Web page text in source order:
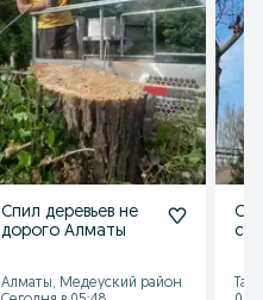
Спил деревьев не
дорого Алматы
Алматы, Медеуский район